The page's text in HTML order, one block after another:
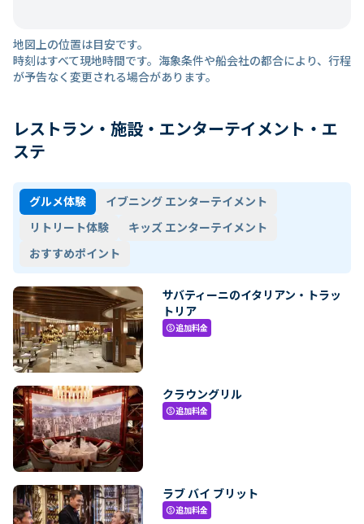
地図上の位置は目安です。
時刻はすべて現地時間です。海象条件や船会社の都合により、行程
が予告なく変更される場合があります。
レストラン・施設・エンターテイメント・エ
ステ
グルメ体験
イブニング エンターテイメント
リトリート体験
キッズ エンターテイメント
おすすめポイント
サバティーニのイタリアン・トラッ
トリア
paid追加料金
クラウングリル
paid追加料金
ラブ バイ ブリット
paid追加料金